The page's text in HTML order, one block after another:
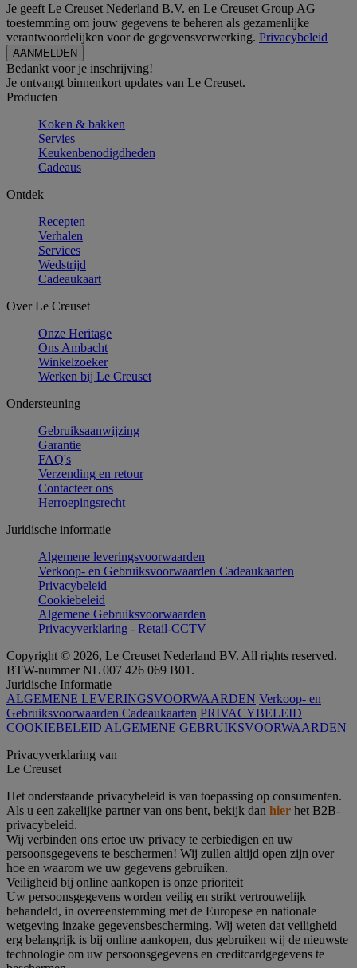
Je geeft Le Creuset Nederland B.V. en Le Creuset Group AG
toestemming om jouw gegevens te beheren als gezamenlijke
verantwoordelijken voor de gegevensverwerking. Privacybeleid
Bedankt voor je inschrijving!
Je ontvangt binnenkort updates van Le Creuset.
Producten
Koken & bakken
Servies
Keukenbenodigdheden
Cadeaus
Ontdek
Recepten
Verhalen
Services
Wedstrijd
Cadeaukaart
Over Le Creuset
Onze Heritage
Ons Ambacht
Winkelzoeker
Werken bij Le Creuset
Ondersteuning
Gebruiksaanwijzing
Garantie
FAQ's
Verzending en retour
Contacteer ons
Herroepingsrecht
Juridische informatie
Algemene leveringsvoorwaarden
Verkoop- en Gebruiksvoorwaarden Cadeaukaarten
Privacybeleid
Cookiebeleid
Algemene Gebruiksvoorwaarden
Privacyverklaring - Retail-CCTV
Copyright © 2026, Le Creuset Nederland BV. All rights reserved.
BTW-nummer NL 007 426 069 B01.
Juridische Informatie
ALGEMENE LEVERINGSVOORWAARDEN Verkoop- en
Gebruiksvoorwaarden Cadeaukaarten PRIVACYBELEID
COOKIEBELEID ALGEMENE GEBRUIKSVOORWAARDEN
Privacyverklaring van
Le Creuset
Het onderstaande privacybeleid is van toepassing op consumenten.
Als u een zakelijke partner van ons bent, bekijk dan hier het B2B-
privacybeleid.
Wij verbinden ons ertoe uw privacy te eerbiedigen en uw
persoonsgegevens te beschermen! Wij zullen altijd open zijn over
hoe en waarom we uw gegevens gebruiken.
Veiligheid bij online aankopen is onze prioriteit
Uw persoonsgegevens worden veilig en strikt vertrouwelijk
behandeld, in overeenstemming met de Europese en nationale
wetgeving inzake gegevensbescherming. Wij weten dat veiligheid
erg belangrijk is bij online aankopen, dus gebruiken wij de nieuwste
technologie om uw persoonsgegevens en creditcardgegevens te